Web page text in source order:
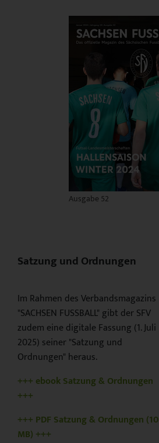
Ausgabe 52
Satzung und Ordnungen
Im Rahmen des Verbandsmagazins
"SACHSEN FUSSBALL" gibt der SFV
zudem eine digitale Fassung (1. Juli
2025) seiner "Satzung und
Ordnungen" heraus.
+++ ebook Satzung & Ordnungen
+++
+++ PDF Satzung & Ordnungen (10
MB) +++